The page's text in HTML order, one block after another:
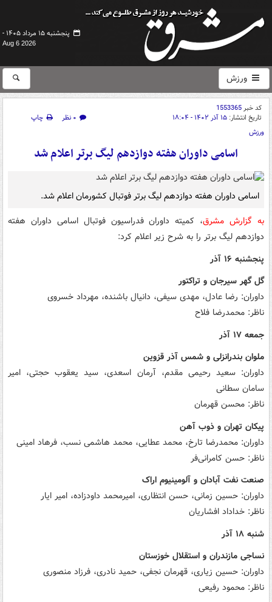
پنجشنبه ۱۵ مرداد ۱۴۰۵ -
Aug 6 2026
ورزش
کد خبر1553365
تاریخ انتشار: ۱۵ آذر ۱۴۰۲ - ۱۸:۰۴ ۰ نظر
چاپ
ورزش
اسامی داوران هفته دوازدهم لیگ برتر اعلام شد
اسامی داوران هفته دوازدهم لیگ برتر فوتبال کشورمان اعلام شد.
به گزارش مشرق، کمیته داوران فدراسیون فوتبال اسامی داوران هفته
دوازدهم لیگ برتر را به شرح زیر اعلام کرد:
پنجشنبه ۱۶ آذر
گل گهر سیرجان و تراکتور
داوران: رضا عادل، مهدی سیفی، دانیال باشنده، مهرداد خسروی
ناظر: محمدرضا فلاح
جمعه ۱۷ آذر
ملوان بندرانزلی و شمس آذر قزوین
داوران: سعید رحیمی مقدم، آرمان اسعدی، سید یعقوب حجتی، امیر
سامان سطانی
ناظر: محسن قهرمان
پیکان تهران و ذوب آهن
داوران: محمدرضا تارخ، محمد عطایی، محمد هاشمی نسب، فرهاد امینی
ناظر: حسن کامرانی‌فر
صنعت نفت آبادان و آلومینیوم اراک
داوران: حسین زمانی، حسن انتظاری، امیرمحمد داودزاده، امیر ایار
ناظر: خداداد افشاریان
شنبه ۱۸ آذر
نساجی مازندران و استقلال خوزستان
داوران: حسین زیاری، قهرمان نجفی، حمید نادری، فرزاد منصوری
ناظر: محمود رفیعی